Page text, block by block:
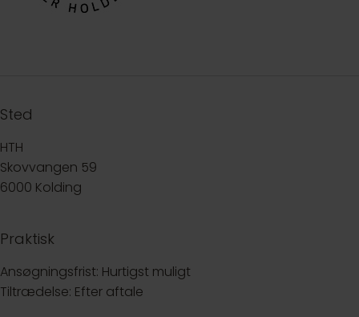
Sted
HTH
Skovvangen 59
6000 Kolding
Praktisk
Ansøgningsfrist: Hurtigst muligt
Tiltrædelse: Efter aftale